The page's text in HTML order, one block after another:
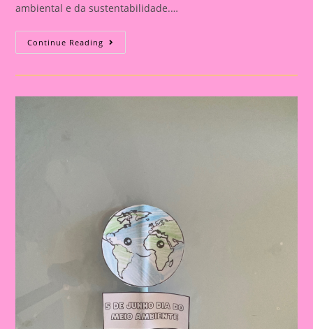
ambiental e da sustentabilidade.…
Continue Reading Atividade
Meio